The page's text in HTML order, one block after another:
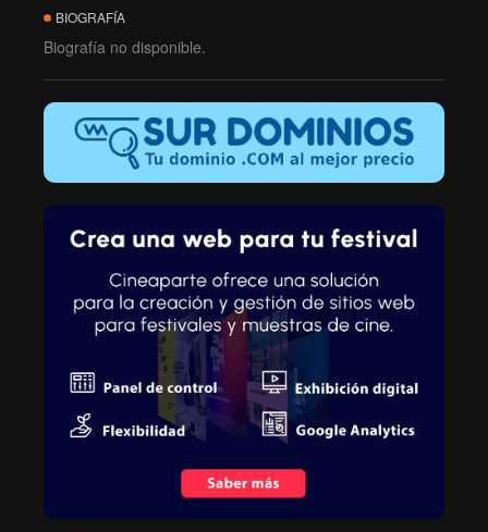
BIOGRAFÍA
Biografía no disponible.